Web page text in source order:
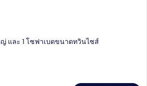
ญ่ และ 1 โซฟาเบดขนาดทวินไซส์